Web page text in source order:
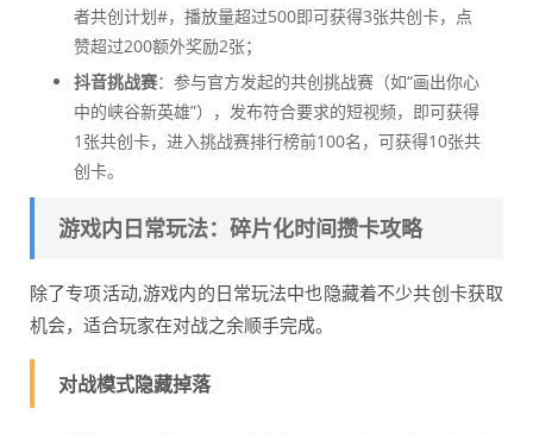
者共创计划#，播放量超过500即可获得3张共创卡，点
赞超过200额外奖励2张；
抖音挑战赛：参与官方发起的共创挑战赛（如“画出你心
中的峡谷新英雄”），发布符合要求的短视频，即可获得
1张共创卡，进入挑战赛排行榜前100名，可获得10张共
创卡。
游戏内日常玩法：碎片化时间攒卡攻略
除了专项活动,游戏内的日常玩法中也隐藏着不少共创卡获取
机会，适合玩家在对战之余顺手完成。
对战模式隐藏掉落